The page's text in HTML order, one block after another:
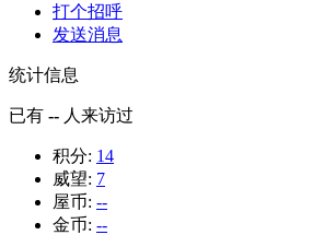
打个招呼
发送消息
统计信息
已有 -- 人来访过
积分: 14
威望: 7
屋币: --
金币: --